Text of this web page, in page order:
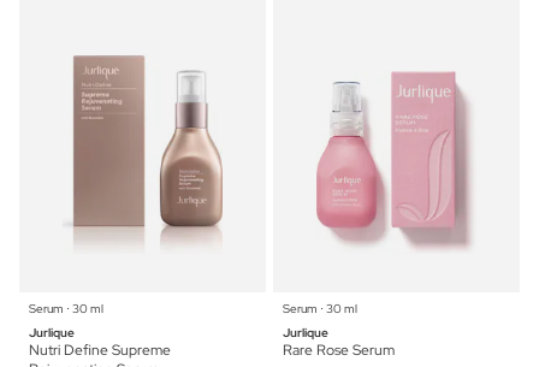
Serum ⋅ 30 ml
Jurlique
Nutri Define Supreme
Serum ⋅ 30 ml
Jurlique
Rare Rose Serum